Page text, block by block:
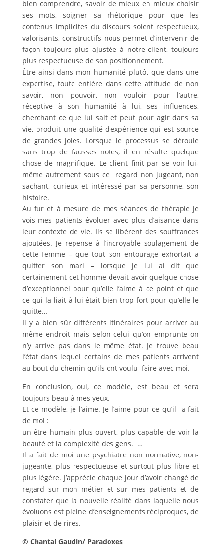
bien comprendre, savoir de mieux en mieux choisir
ses mots, soigner sa rhétorique pour que les
contenus implicites du discours soient respectueux,
valorisants, constructifs nous permet d’intervenir de
façon toujours plus ajustée à notre client, toujours
plus respectueuse de son positionnement.
Être ainsi dans mon humanité plutôt que dans une
expertise, toute entière dans cette attitude de non
savoir, non pouvoir, non vouloir pour l’autre,
réceptive à son humanité à lui, ses influences,
cherchant ce que lui sait et peut pour agir dans sa
vie, produit une qualité d’expérience qui est source
de grandes joies. Lorsque le processus se déroule
sans trop de fausses notes, il en résulte quelque
chose de magnifique. Le client finit par se voir lui-
même autrement sous ce regard non jugeant, non
sachant, curieux et intéressé par sa personne, son
histoire.
Au fur et à mesure de mes séances de thérapie je
vois mes patients évoluer avec plus d’aisance dans
leur contexte de vie. Ils se libèrent des souffrances
ajoutées. Je repense à l’incroyable soulagement de
cette femme – que tout son entourage exhortait à
quitter son mari – lorsque je lui ai dit que
certainement cet homme devait avoir quelque chose
d’exceptionnel pour qu’elle l’aime à ce point et que
ce qui la liait à lui était bien trop fort pour qu’elle le
quitte…
Il y a bien sûr différents itinéraires pour arriver au
même endroit mais selon celui qu’on emprunte on
n’y arrive pas dans le même état. Je trouve beau
l’état dans lequel certains de mes patients arrivent
au bout du chemin qu’ils ont voulu faire avec moi.
En conclusion, oui, ce modèle, est beau et sera
toujours beau à mes yeux.
Et ce modèle, je l’aime. Je l’aime pour ce qu’il a fait
de moi :
un être humain plus ouvert, plus capable de voir la
beauté et la complexité des gens. …
Il a fait de moi une psychiatre non normative, non-
jugeante, plus respectueuse et surtout plus libre et
plus légère. J’apprécie chaque jour d’avoir changé de
regard sur mon métier et sur mes patients et de
constater que la nouvelle réalité dans laquelle nous
évoluons est pleine d’enseignements réciproques, de
plaisir et de rires.
© Chantal Gaudin/ Paradoxes